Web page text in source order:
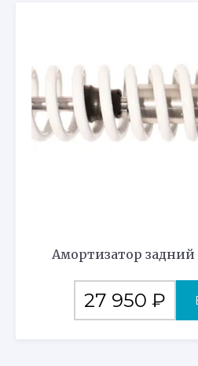
Амортизатор задний
27 950 ₽